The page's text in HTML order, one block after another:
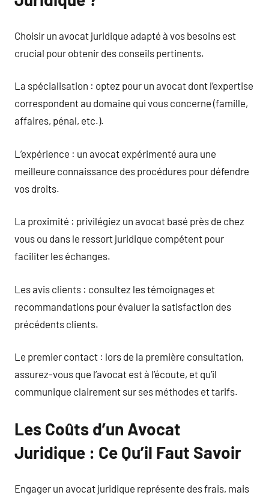
Choisir un avocat juridique adapté à vos besoins est
crucial pour obtenir des conseils pertinents.
La spécialisation : optez pour un avocat dont l’expertise
correspondent au domaine qui vous concerne (famille,
affaires, pénal, etc.).
L’expérience : un avocat expérimenté aura une
meilleure connaissance des procédures pour défendre
vos droits.
La proximité : privilégiez un avocat basé près de chez
vous ou dans le ressort juridique compétent pour
faciliter les échanges.
Les avis clients : consultez les témoignages et
recommandations pour évaluer la satisfaction des
précédents clients.
Le premier contact : lors de la première consultation,
assurez-vous que l’avocat est à l’écoute, et qu’il
communique clairement sur ses méthodes et tarifs.
Les Coûts d’un Avocat
Juridique : Ce Qu’il Faut Savoir
Engager un avocat juridique représente des frais, mais